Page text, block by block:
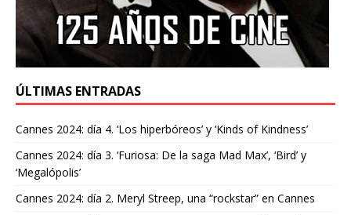
ÚLTIMAS ENTRADAS
Cannes 2024: día 4. ‘Los hiperbóreos’ y ‘Kinds of Kindness’
Cannes 2024: día 3. ‘Furiosa: De la saga Mad Max’, ‘Bird’ y
‘Megalópolis’
Cannes 2024: día 2. Meryl Streep, una “rockstar” en Cannes